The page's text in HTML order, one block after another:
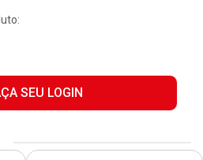
SEU LOGIN